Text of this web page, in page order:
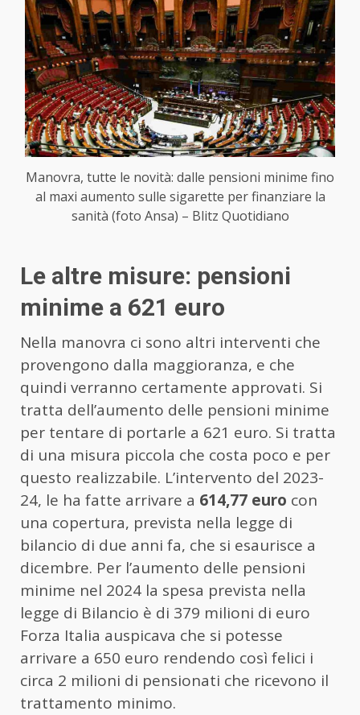
Manovra, tutte le novità: dalle pensioni minime fino
al maxi aumento sulle sigarette per finanziare la
sanità (foto Ansa) – Blitz Quotidiano
Le altre misure: pensioni
minime a 621 euro
Nella manovra ci sono altri interventi che
provengono dalla maggioranza, e che
quindi verranno certamente approvati. Si
tratta dell’aumento delle pensioni minime
per tentare di portarle a 621 euro. Si tratta
di una misura piccola che costa poco e per
questo realizzabile. L’intervento del 2023-
24, le ha fatte arrivare a 614,77 euro con
una copertura, prevista nella legge di
bilancio di due anni fa, che si esaurisce a
dicembre. Per l’aumento delle pensioni
minime nel 2024 la spesa prevista nella
legge di Bilancio è di 379 milioni di euro
Forza Italia auspicava che si potesse
arrivare a 650 euro rendendo così felici i
circa 2 milioni di pensionati che ricevono il
trattamento minimo.